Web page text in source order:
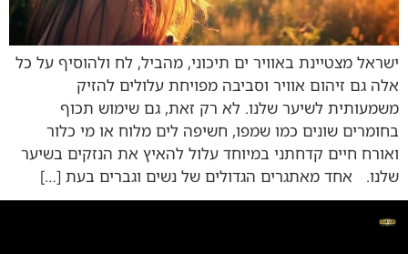
ישראל מצטיינת באוויר ים תיכוני, מהביל, לח ולהוסיף על כל
אלה גם זיהום אוויר וסביבה מפויחת עלולים להזיק
משמעותית לשיער שלנו. לא רק זאת, גם שימוש תכוף
בחומרים שונים כמו שמפו, חשיפה לים מלוח או מי כלור
ואורח חיים קדחתני במיוחד עלול להאיץ את הנזקים בשיער
שלנו. אחד מאתגרים הגדולים של נשים וגברים בעת […]